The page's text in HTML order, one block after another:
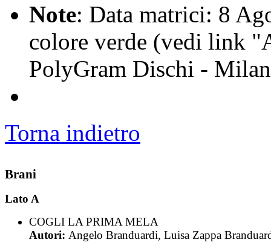
Note: Data matrici: 8
colore verde (vedi link
PolyGram Dischi -
Torna indietro
Brani
Lato A
COGLI LA PRIMA MELA
Autori: Angelo Branduardi, Luisa Zappa